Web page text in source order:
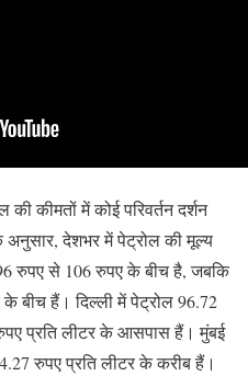
कीमतों में कोई परिवर्तन दर्शन
देशभर में पेट्रोल की मूल्य
96 रुपए से 106 रुपए के बीच है, जबकि
बीच हैं। दिल्ली में पेट्रोल 96.72
प्रति लीटर के आसपास हैं। मुंबई
रुपए प्रति लीटर के करीब हैं।